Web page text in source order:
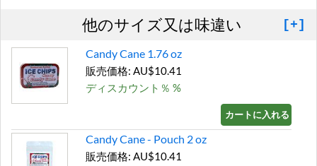
他のサイズ又は味違い [+]
Candy Cane 1.76 oz
販売価格: AU$10.41
ディスカウント％ %
カートに入れる »
Candy Cane - Pouch 2 oz
販売価格: AU$10.41